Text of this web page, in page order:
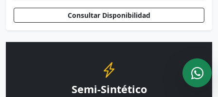
Consultar Disponibilidad
Semi-Sintético